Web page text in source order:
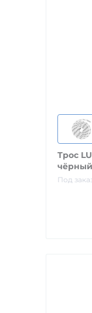
Трос
Под